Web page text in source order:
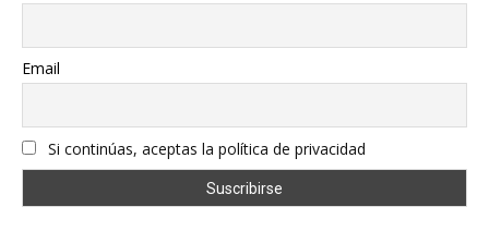
Email
Si continúas, aceptas la política de privacidad